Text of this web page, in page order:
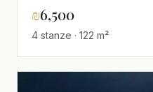
₪6,500
4 stanze · 122 m²